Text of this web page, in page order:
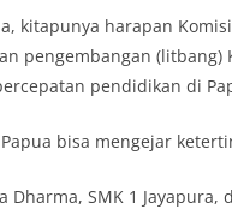
kitapunya harapan
pengembangan
pendidikan di
bisa mengejar
Dharma, SMK 1 Jayapura,